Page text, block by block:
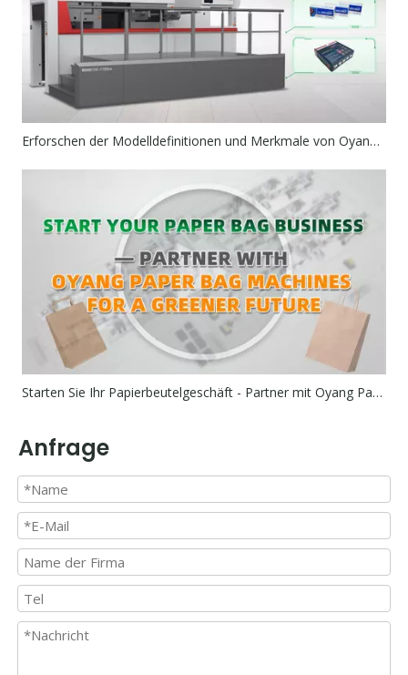
Erforschen der Modelldefinitionen und Merkmale von Oyang Wenhong-Stadlermaschinen
Starten Sie Ihr Papierbeutelgeschäft - Partner mit Oyang Papiertübungsmaschinen für eine umweltfreundlichere Zukunft
Anfrage